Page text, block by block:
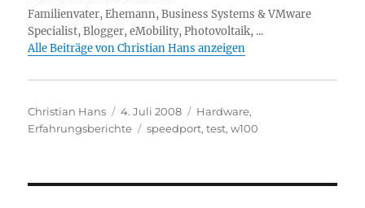
Familienvater, Ehemann, Business Systems & VMware
Specialist, Blogger, eMobility, Photovoltaik, ...
Alle Beiträge von Christian Hans anzeigen
Autor
Christian Hans
Veröffentlicht
am
4. Juli 2008 Kategorien
Hardware,
Erfahrungsberichte
Schlagwörter
speedport,test,w100